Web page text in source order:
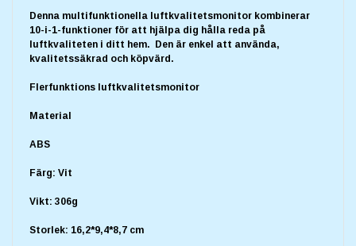
Denna multifunktionella luftkvalitetsmonitor kombinerar
10-i-1-funktioner för att hjälpa dig hålla reda på
luftkvaliteten i ditt hem. Den är enkel att använda,
kvalitetssäkrad och köpvärd.
Flerfunktions luftkvalitetsmonitor
Material
ABS
Färg: Vit
Vikt: 306g
Storlek: 16,2*9,4*8,7 cm